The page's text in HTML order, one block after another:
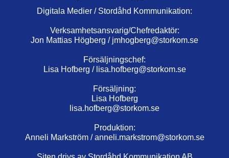
Digitala Medier / Stordåhd Kommunikation:
Verksamhetsansvarig/Chefredaktör:
Jon Mattias Högberg / jmhogberg@storkom.se
Försäljningschef:
Lisa Hofberg / lisa.hofberg@storkom.se
Försäljning:
Lisa Hofberg
lisa.hofberg@storkom.se
Produktion:
Anneli Markström /anneli.markstrom@storkom.se